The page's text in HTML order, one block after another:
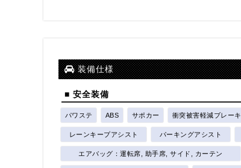
装備仕様
■ 安全装備
パワステ ABS サポカー 衝突被害軽減ブレーキ
レーンキープアシスト パーキングアシスト
エアバッグ：運転席, 助手席, サイド, カーテン